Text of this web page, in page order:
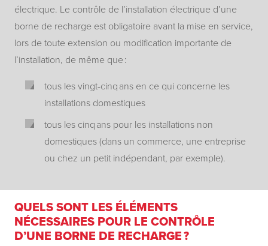
électrique. Le contrôle de l’installation électrique d’une
borne de recharge est obligatoire avant la mise en service,
lors de toute extension ou modification importante de
l’installation, de même que :
tous les vingt-cinq ans en ce qui concerne les
installations domestiques
tous les cinq ans pour les installations non
domestiques (dans un commerce, une entreprise
ou chez un petit indépendant, par exemple).
QUELS SONT LES ÉLÉMENTS
NÉCESSAIRES POUR LE CONTRÔLE
D’UNE BORNE DE RECHARGE ?